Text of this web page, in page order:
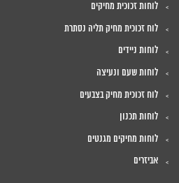
לוחות זכוכית מחיקים
לוח זכוכית מחיק תליה נסתרת
לוחות ניידים
לוחות שעם ונעיצה
לוח זכוכית מחיק בצבעים
לוחות תכנון
לוחות מחיקים מגנטים
אביזרים